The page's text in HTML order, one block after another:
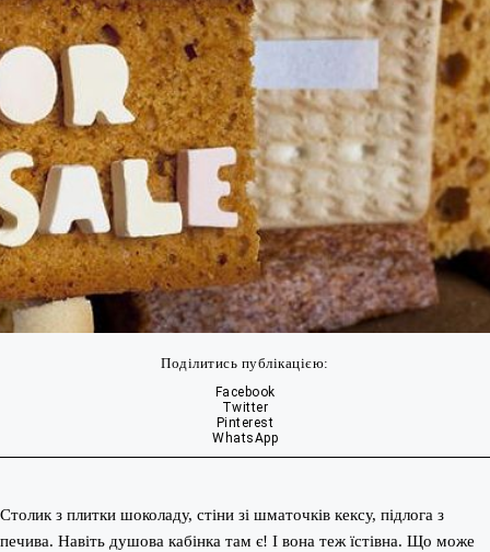
Поділитись публікацією:
Facebook
Twitter
Pinterest
WhatsApp
Столик з плитки шоколаду, стіни зі шматочків кексу, підлога з
печива. Навіть душова кабінка там є! І вона теж їстівна. Що може